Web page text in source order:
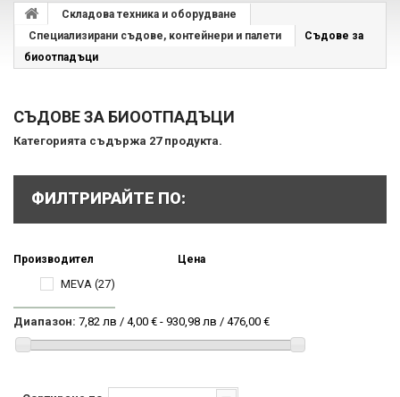
Складова техника и оборудване
Специализирани съдове, контейнери и палети
Съдове за
биоотпадъци
СЪДОВЕ ЗА БИООТПАДЪЦИ
Категорията съдържа 27 продукта.
ФИЛТРИРАЙТЕ ПО:
Производител
MEVA (27)
Цена
Диапазон: 7,82 лв / 4,00 € - 930,98 лв / 476,00 €